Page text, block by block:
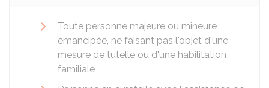
Toute personne majeure ou mineure
émancipée, ne faisant pas l'objet d'une
mesure de tutelle ou d'une habilitation
familiale